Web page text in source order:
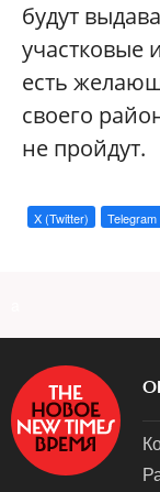
будут
участковые
есть
своего
не пройдут.
X (Twitter) Telegram